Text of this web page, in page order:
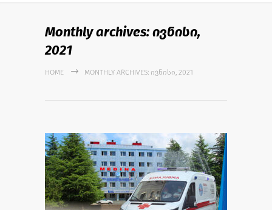
Monthly archives: ივნისი,
2021
HOME MONTHLY ARCHIVES: ᲘᲕᲜᲘᲡᲘ, 2021